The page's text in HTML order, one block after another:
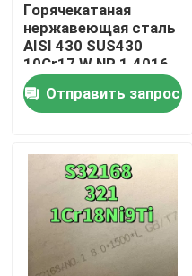
Домой
Продукты
Видеозаписи
О нас
экскурсия по заводу
Горячекатаная
нержавеющая сталь
AISI 430 SUS430
10Cr17 W.NR 1.4016
толщиной
10*1500*6000 с
поверхностью №1
Отправить запрос